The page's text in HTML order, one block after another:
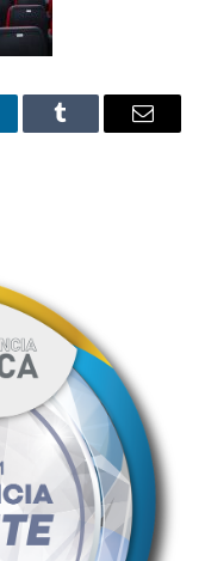
Tumblr
E-